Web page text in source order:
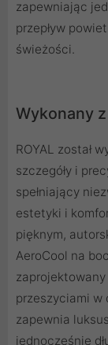
zapewniając
przepływ
świeżości.
Wykonany
ROYAL został
szczegóły i
spełniający
estetyki i
pięknym,
AeroCool na
przeszyciami w
zapewnia
jednocześnie